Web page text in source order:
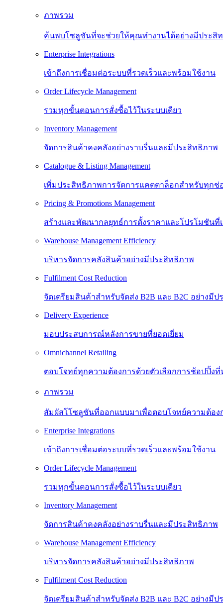
ภาพรวม
ค้นพบโซลูชันที่จะช่วยให้คุณทำงานได้อย่างมีประสิ
Enterprise Integrations
เข้าถึงการเชื่อมต่อระบบที่รวดเร็วและพร้อมใช้งาน
Order Lifecycle Management
รวมทุกขั้นตอนการสั่งซื้อไว้ในระบบเดียว
Inventory Management
จัดการสินค้าคงคลังอย่างราบรื่นและมีประสิทธิภาพ
Catalogue & Listing Management
เพิ่มประสิทธิภาพการจัดการแคตตาล็อกสำหรับทุกช่
Pricing & Promotions Management
สร้างและพัฒนากลยุทธ์การตั้งราคาและโปรโมชันที่
Warehouse Management Efficiency
บริหารจัดการคลังสินค้าอย่างมีประสิทธิภาพ
Fulfilment Cost Reduction
จัดเตรียมสินค้าสำหรับจัดส่ง B2B และ B2C อย่างมี
Delivery Experience
มอบประสบการณ์หลังการขายที่ยอดเยี่ยม
Omnichannel Retailing
ตอบโจทย์ทุกความต้องการด้วยตัวเลือกการช้อปปิ้ง
ภาพรวม
สัมผัสโโซลูชันที่ออกแบบมาเพื่อตอบโจทย์ความต้อง
Enterprise Integrations
เข้าถึงการเชื่อมต่อระบบที่รวดเร็วและพร้อมใช้งาน
Order Lifecycle Management
รวมทุกขั้นตอนการสั่งซื้อไว้ในระบบเดียว
Inventory Management
จัดการสินค้าคงคลังอย่างราบรื่นและมีประสิทธิภาพ
Warehouse Management Efficiency
บริหารจัดการคลังสินค้าอย่างมีประสิทธิภาพ
Fulfilment Cost Reduction
จัดเตรียมสินค้าสำหรับจัดส่ง B2B และ B2C อย่างมี